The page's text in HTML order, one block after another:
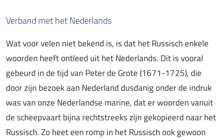
Verband met het Nederlands
Wat voor velen niet bekend is, is dat het Russisch enkele
woorden heeft ontleed uit het Nederlands. Dit is vooral
gebeurd in de tijd van Peter de Grote (1671-1725), die
door zijn bezoek aan Nederland dusdanig onder de indruk
was van onze Nederlandse marine, dat er woorden vanuit
de scheepvaart bijna rechtstreeks zijn gekopieerd naar het
Russisch. Zo heet een romp in het Russisch ook gewoon